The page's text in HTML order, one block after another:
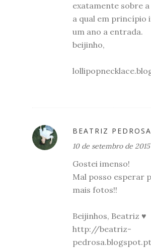
exatamente sobre
a qual em princípio
um ano a entrada.
beijinho,
BEATRIZ PEDROSA
10 de setembro de 2015
Gostei imenso!
Mal posso esperar
mais fotos!!
Beijinhos, Beatriz ♥
http://beatriz-